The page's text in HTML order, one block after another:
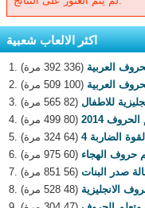
اكثر الالعاب شعبية
العربية (336 392 مرة)
العربية (100 509 مرة)
للاطفال (82 565 مرة)
2014
(80 499 مرة)
الضاربة 4
(64 324 مرة)
حروف الهجاء (60 975 مرة)
صدر البنات (56 851 مرة)
الانجليزية (48 528 مرة)